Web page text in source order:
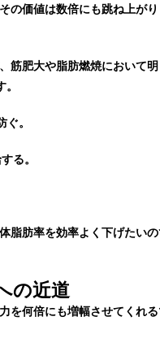
の価値は数倍にも跳ね上が
筋肥大や脂肪燃焼において
。
る。
脂肪率を効率よく下げたい
の近道
を何倍にも増幅させてくれ